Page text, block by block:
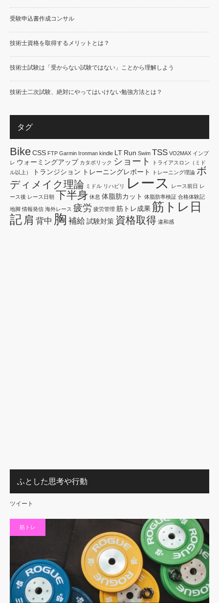
受験申込書作成コンサル
技術士資格を取得するメリットとは？
技術士試験は「受からない試験ではない」ことから理解しよう
技術士二次試験、絶対にやってはいけない勉強方法とは？
タグ
BikeCSS FTP Garmin Ironman kindle LT Run Swim TSS VO2MAX インプ
レ ウォーミングアップ カタボリック ショート
トライアスロン（ミド
ル以上）
トランジション トレーニングレポート トレーニング理論 ボ
ディメイク理論 ミドル リハビリ レース レース前日 レ
ース後 レース日朝 下半身 休息 体脂肪カット 体脂肪率検証 合格体験記
地脚 情報発信 海外レース 疲労 疲労管理 筋トレ成果 筋トレ日
記 肩 背中 胸 補給 試験対策 資格取得 違和感
ふとした思考や行動
ツイート
筋トレ